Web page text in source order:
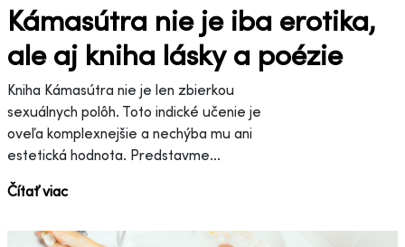
Kámasútra nie je iba erotika,
ale aj kniha lásky a poézie
Kniha Kámasútra nie je len zbierkou
sexuálnych polôh. Toto indické učenie je
oveľa komplexnejšie a nechýba mu ani
estetická hodnota. Predstavme...
Čítať viac